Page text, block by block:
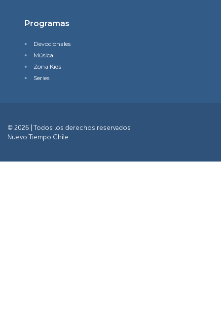
Programas
Devocionales
Música
Zona Kids
Series
© 2026 | Todos los derechos reservados
Nuevo Tiempo Chile